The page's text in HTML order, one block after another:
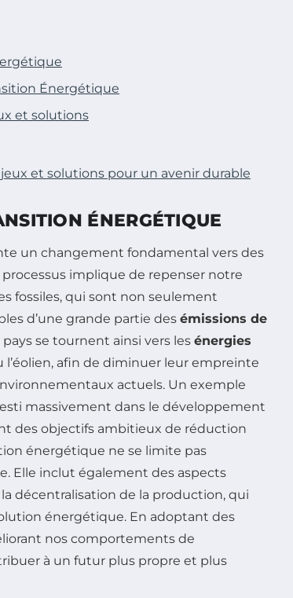
Énergétique
et solutions
et solutions pour un avenir durable
ÉNERGÉTIQUE
un changement fondamental vers des
processus implique de repenser notre
fossiles, qui sont non seulement
d’une grande partie des émissions de
se tournent ainsi vers les énergies
l’éolien, afin de diminuer leur empreinte
actuels. Un exemple
massivement dans le développement
des objectifs ambitieux de réduction
énergétique ne se limite pas
Elle inclut également des aspects
décentralisation de la production, qui
énergétique. En adoptant des
nos comportements de
à un futur plus propre et plus